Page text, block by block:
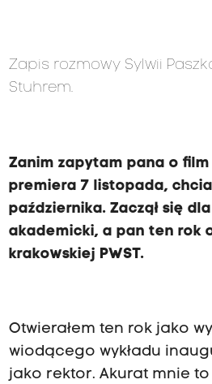
Zapis rozmowy Sylwii
Stuhrem.
Zanim zapytam pana o
premiera 7 listopada,
października. Zaczął się
akademicki, a pan ten rok
krakowskiej PWST.
Otwierałem ten rok jako
wiodącego wykładu
jako rektor. Akurat mnie to